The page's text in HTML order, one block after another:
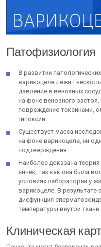
Патофизиология
В развитии
варикоцеле лежит
давление в венозных
на фоне венозного
повреждение токсинами,
гипоксии.
Существует масса
на фоне варикоцеле, ни
подтверждения.
Наиболее доказана
яичек, так как она была
условиях лаборатории у
варикоцеле. В
дисфункция
температуры внутри ткани
Клиническая